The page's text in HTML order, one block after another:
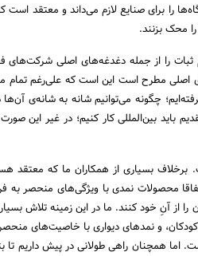
را برای صنایع لازم می‌داند و معتقد
محک بزنند.
ثبات را از جمله دغدغه‌های اصلی شرکت‌های
اصلی مطرح است این است که علی‌رغم تمام
چگونه می‌توانیم شانه به شانه‌ی آن‌ها
باید بین‌المللی کار کنیم؛ در غیر این
بسیاری از همکاران ما که معتقد
محصولات نمدی با ویژگی‌های منحصر به
از آنِ خود کنند. ما در این زمینه تلاش
و نمدهای دیواری با خاصیت‌های
همچنان راهی طولانی در پیش داریم تا